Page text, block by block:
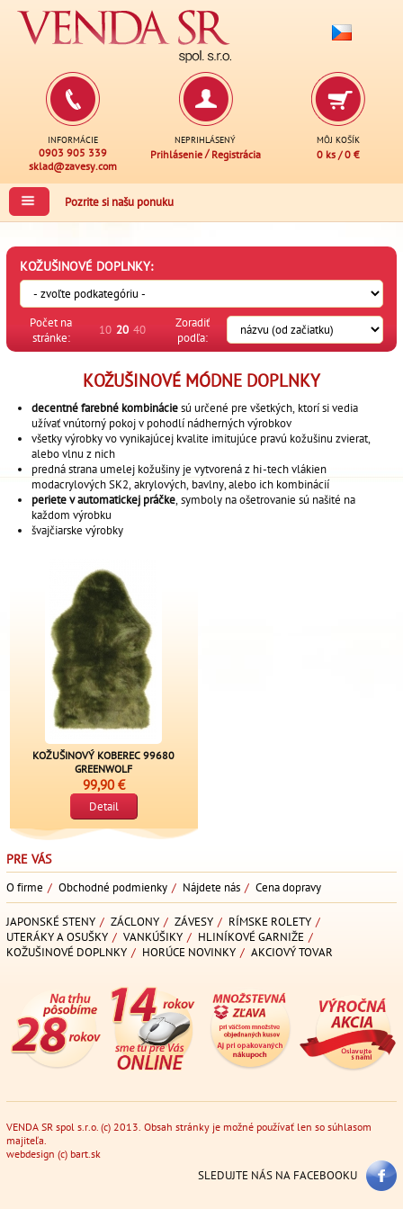
INFORMÁCIE
0903 905 339
sklad@zavesy.com
NEPRIHLÁSENÝ
Prihlásenie/ Registrácia
MÔJ KOŠÍK
0 ks /0 €
Pozrite si našu ponuku
KOŽUŠINOVÉ DOPLNKY:
Počet na
stránke:
10 20 40
Zoradiť
podľa:
KOŽUŠINOVÉ MÓDNE DOPLNKY
decentné farebné kombináciesú určené pre všetkých, ktorí si vedia
užívať vnútorný pokoj v pohodlí nádherných výrobkov
všetky výrobky vo vynikajúcej kvalite imitujúce pravú kožušinu zvierat,
alebo vlnu z nich
predná strana umelej kožušiny je vytvorená z hi -tech vlákien
modacrylových SK2, akrylových, bavlny, alebo ich kombinácií
periete v automatickej práčke, symboly na ošetrovanie sú našité na
každom výrobku
švajčiarske výrobky
KOŽUŠINOVÝ KOBEREC 99680
GREENWOLF
99,90 €
Detail
PRE VÁS
O firme / Obchodné podmienky / Nájdete nás / Cena dopravy
JAPONSKÉ STENY / ZÁCLONY / ZÁVESY / RÍMSKE ROLETY /
UTERÁKY A OSUŠKY / VANKÚŠIKY / HLINÍKOVÉ GARNIŽE /
KOŽUŠINOVÉ DOPLNKY / HORÚCE NOVINKY / AKCIOVÝ TOVAR
VENDA SR spol s.r.o. (c) 2013. Obsah stránky je možné používať len so súhlasom
majiteľa.
webdesign (c) bart.sk
SLEDUJTE NÁS NA FACEBOOKU